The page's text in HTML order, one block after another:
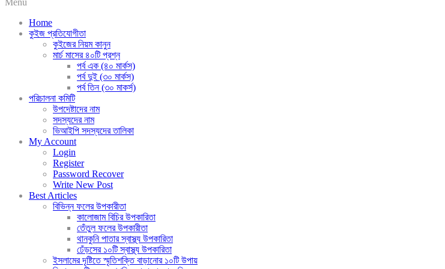
Menu
Home
কুইজ প্রতিযোগীতা
কুইজের নিয়ম কানুন
মার্চ মাসের ৪০টি প্রশ্ন
পর্ব এক (৪০ মার্কস)
পর্ব দুই (৩০ মার্কস)
পর্ব তিন (৩০ মাকর্স)
পরিচালনা কমিটি
উপদেষ্টাদের নাম
সদস্যদের নাম
ভিআইপি সদস্যদের তালিকা
My Account
Login
Register
Password Recover
Write New Post
Best Articles
বিভিন্ন ফলের উপকারীতা
কালোজাম বিচির উপকারিতা
তেঁতুল ফলের উপকারীতা
থানকুনি পাতার স্বাস্থ্য উপকারিতা
ঢেঁড়সের ১০টি স্বাস্থ্য উপকারিতা
ইসলামের দৃষ্টিতে স্মৃতিশক্তি বাড়ানোর ১০টি উপায়